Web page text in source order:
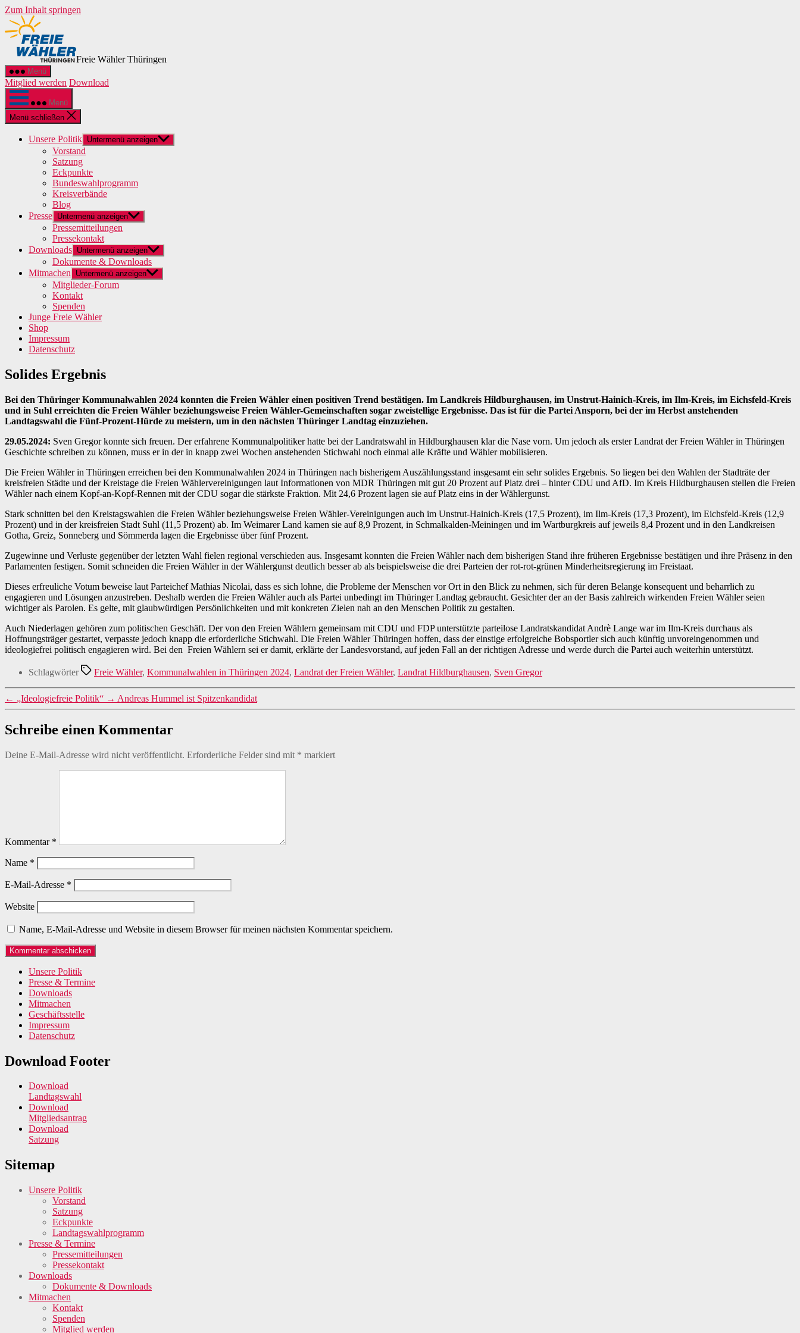
Zum Inhalt springen
Freie Wähler Thüringen
Menü
Mitglied werden Download
Menü
Menü schließen
Unsere Politik Untermenü anzeigen
Vorstand
Satzung
Eckpunkte
Bundeswahlprogramm
Kreisverbände
Blog
Presse Untermenü anzeigen
Pressemitteilungen
Pressekontakt
Downloads Untermenü anzeigen
Dokumente & Downloads
Mitmachen
Untermenü anzeigen
Mitglieder-Forum
Kontakt
Spenden
Junge Freie Wähler
Shop
Impressum
Datenschutz
Solides Ergebnis
Bei den Thüringer Kommunalwahlen 2024 konnten die Freien Wähler einen positiven Trend bestätigen. Im Landkreis Hildburghausen, im Unstrut-Hainich-Kreis, im Ilm-Kreis, im Eichsfeld-Kreis
und in Suhl erreichten die Freien Wähler beziehungsweise Freien Wähler-Gemeinschaften sogar zweistellige Ergebnisse. Das ist für die Partei Ansporn, bei der im Herbst anstehenden
Landtagswahl die Fünf-Prozent-Hürde zu meistern, um in den nächsten Thüringer Landtag einzuziehen.
29.05.2024: Sven Gregor konnte sich freuen. Der erfahrene Kommunalpolitiker hatte bei der Landratswahl in Hildburghausen klar die Nase vorn. Um jedoch als erster Landrat der Freien Wähler in Thüringen
Geschichte schreiben zu können, muss er in der in knapp zwei Wochen anstehenden Stichwahl noch einmal alle Kräfte und Wähler mobilisieren.
Die Freien Wähler in Thüringen erreichen bei den Kommunalwahlen 2024 in Thüringen nach bisherigem Auszählungsstand insgesamt ein sehr solides Ergebnis. So liegen bei den Wahlen der Stadträte der
kreisfreien Städte und der Kreistage die Freien Wählervereinigungen laut Informationen von MDR Thüringen mit gut 20 Prozent auf Platz drei – hinter CDU und AfD. Im Kreis Hildburghausen stellen die Freien
Wähler nach einem Kopf-an-Kopf-Rennen mit der CDU sogar die stärkste Fraktion. Mit 24,6 Prozent lagen sie auf Platz eins in der Wählergunst.
Stark schnitten bei den Kreistagswahlen die Freien Wähler beziehungsweise Freien Wähler-Vereinigungen auch im Unstrut-Hainich-Kreis (17,5 Prozent), im Ilm-Kreis (17,3 Prozent), im Eichsfeld-Kreis (12,9
Prozent) und in der kreisfreien Stadt Suhl (11,5 Prozent) ab. Im Weimarer Land kamen sie auf 8,9 Prozent, in Schmalkalden-Meiningen und im Wartburgkreis auf jeweils 8,4 Prozent und in den Landkreisen
Gotha, Greiz, Sonneberg und Sömmerda lagen die Ergebnisse über fünf Prozent.
Zugewinne und Verluste gegenüber der letzten Wahl fielen regional verschieden aus. Insgesamt konnten die Freien Wähler nach dem bisherigen Stand ihre früheren Ergebnisse bestätigen und ihre Präsenz in den
Parlamenten festigen. Somit schneiden die Freien Wähler in der Wählergunst deutlich besser ab als beispielsweise die drei Parteien der rot-rot-grünen Minderheitsregierung im Freistaat.
Dieses erfreuliche Votum beweise laut Parteichef Mathias Nicolai, dass es sich lohne, die Probleme der Menschen vor Ort in den Blick zu nehmen, sich für deren Belange konsequent und beharrlich zu
engagieren und Lösungen anzustreben. Deshalb werden die Freien Wähler auch als Partei unbedingt im Thüringer Landtag gebraucht. Gesichter der an der Basis zahlreich wirkenden Freien Wähler seien
wichtiger als Parolen. Es gelte, mit glaubwürdigen Persönlichkeiten und mit konkreten Zielen nah an den Menschen Politik zu gestalten.
Auch Niederlagen gehören zum politischen Geschäft. Der von den Freien Wählern gemeinsam mit CDU und FDP unterstützte parteilose Landratskandidat Andrè Lange war im Ilm-Kreis durchaus als
Hoffnungsträger gestartet, verpasste jedoch knapp die erforderliche Stichwahl. Die Freien Wähler Thüringen hoffen, dass der einstige erfolgreiche Bobsportler sich auch künftig unvoreingenommen und
ideologiefrei politisch engagieren wird. Bei den Freien Wählern sei er damit, erklärte der Landesvorstand, auf jeden Fall an der richtigen Adresse und werde durch die Partei auch weiterhin unterstützt.
Schlagwörter Freie Wähler, Kommunalwahlen in Thüringen 2024, Landrat der Freien Wähler, Landrat Hildburghausen, Sven Gregor
← „Ideologiefreie Politik“ → Andreas Hummel ist Spitzenkandidat
Schreibe einen Kommentar
Deine E-Mail-Adresse wird nicht veröffentlicht. Erforderliche Felder sind mit * markiert
Kommentar *
Name *
E-Mail-Adresse *
Website
Name, E-Mail-Adresse und Website in diesem Browser für meinen nächsten Kommentar speichern.
Unsere Politik
Presse & Termine
Downloads
Mitmachen
Geschäftsstelle
Impressum
Datenschutz
Download Footer
Download
Landtagswahl
Download
Mitgliedsantrag
Download
Satzung
Sitemap
Unsere Politik
Vorstand
Satzung
Eckpunkte
Landtagswahlprogramm
Presse & Termine
Pressemitteilungen
Pressekontakt
Downloads
Dokumente & Downloads
Mitmachen
Kontakt
Spenden
Mitglied werden